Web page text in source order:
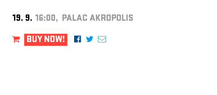
19. 9. 16:00, PALAC AKROPOLIS
BUY NOW!